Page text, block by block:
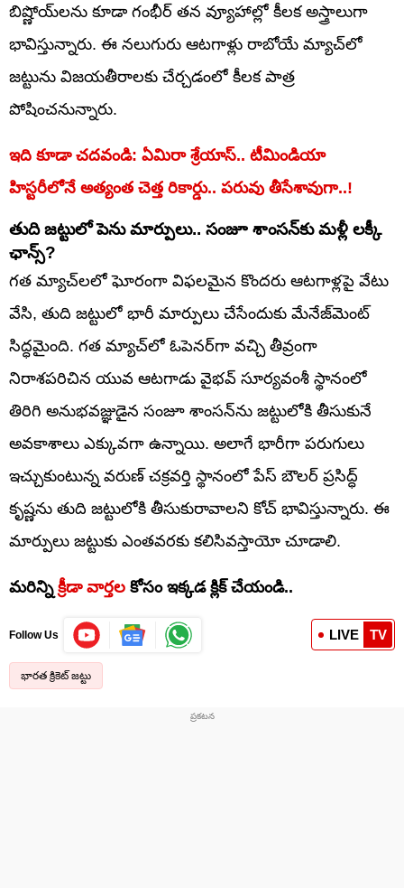
బిష్ణోయ్‌లను కూడా గంభీర్ తన వ్యూహాల్లో కీలక అస్త్రాలుగా
భావిస్తున్నారు. ఈ నలుగురు ఆటగాళ్లు రాబోయే మ్యాచ్‌లో
జట్టును విజయతీరాలకు చేర్చడంలో కీలక పాత్ర
పోషించనున్నారు.
ఇది కూడా చదవండి: ఏమిరా శ్రేయాస్.. టీమిండియా
హిస్టరీలోనే అత్యంత చెత్త రికార్డు.. పరువు తీసేశావుగా..!
తుది జట్టులో పెను మార్పులు.. సంజూ శాంసన్‌కు మళ్లీ లక్కీ
ఛాన్స్?
గత మ్యాచ్‌లలో ఘోరంగా విఫలమైన కొందరు ఆటగాళ్లపై వేటు
వేసి, తుది జట్టులో భారీ మార్పులు చేసేందుకు మేనేజ్‌మెంట్
సిద్ధమైంది. గత మ్యాచ్‌లో ఓపెనర్‌గా వచ్చి తీవ్రంగా
నిరాశపరిచిన యువ ఆటగాడు వైభవ్ సూర్యవంశీ స్థానంలో
తిరిగి అనుభవజ్ఞుడైన సంజూ శాంసన్‌ను జట్టులోకి తీసుకునే
అవకాశాలు ఎక్కువగా ఉన్నాయి. అలాగే భారీగా పరుగులు
ఇచ్చుకుంటున్న వరుణ్ చక్రవర్తి స్థానంలో పేస్ బౌలర్ ప్రసిద్ధ్
కృష్ణను తుది జట్టులోకి తీసుకురావాలని కోచ్ భావిస్తున్నారు. ఈ
మార్పులు జట్టుకు ఎంతవరకు కలిసివస్తాయో చూడాలి.
మరిన్ని క్రీడా వార్తల కోసం ఇక్కడ క్లిక్ చేయండి..
Follow Us LIVE TV
భారత క్రికెట్ జట్టు